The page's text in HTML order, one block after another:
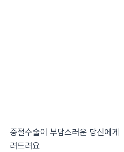
중절수술이 부담스러운 당신에게
려드려요